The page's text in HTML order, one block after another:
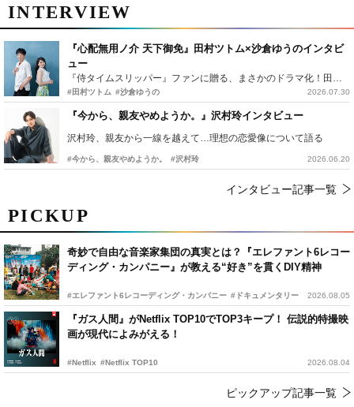
PICKUP
奇妙で自由な音楽家集団の真実とは？『エレファント6レコー
ディング・カンパニー』が教える“好き”を貫くDIY精神
#エレファント6レコーディング・カンパニー #ドキュメンタリー 2026.08.05
『ガス人間』がNetflix TOP10でTOP3キープ！ 伝説的特撮映
画が現代によみがえる！
#Netflix #Netflix TOP10 2026.08.04
ピックアップ記事一覧
INTERVIEW
『心配無用ノ介 天下御免』田村ツトム×沙倉ゆうのインタビ
ュー
『侍タイムスリッパー』ファンに贈る、まさかのドラマ化！田村ツトム×沙倉ゆうのが語る『心配無用ノ介』撮影秘話
#田村ツトム #沙倉ゆうの 2026.07.30
『今から、親友やめようか。』沢村玲インタビュー
沢村玲、親友から一線を越えて…理想の恋愛像について語る
#今から、親友やめようか。 #沢村玲 2026.06.20
インタビュー記事一覧